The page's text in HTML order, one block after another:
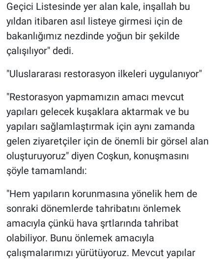
Geçici Listesinde yer alan kale, inşallah bu
yıldan itibaren asıl listeye girmesi için de
bakanlığımız nezdinde yoğun bir şekilde
çalışılıyor" dedi.
"Uluslararası restorasyon ilkeleri uygulanıyor"
"Restorasyon yapmamızın amacı mevcut
yapıları gelecek kuşaklara aktarmak ve bu
yapıları sağlamlaştırmak için aynı zamanda
gelen ziyaretçiler için de önemli bir görsel alan
oluşturuyoruz" diyen Coşkun, konuşmasını
şöyle tamamlandı:
"Hem yapıların korunmasına yönelik hem de
sonraki dönemlerde tahribatını önlemek
amacıyla çünkü hava şrtlarında tahribat
olabiliyor. Bunu önlemek amacıyla
çalışmalarımızı yürütüyoruz. Mevcut yapılar